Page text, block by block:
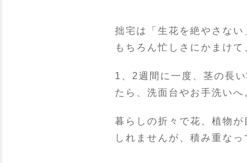
拙宅は「生花を絶やさない
もちろん忙しさにかまけ
1、2週間に一度、茎の長
たら、洗面台やお手洗いへ
暮らしの折々で花、植物
しれませんが、積み重な